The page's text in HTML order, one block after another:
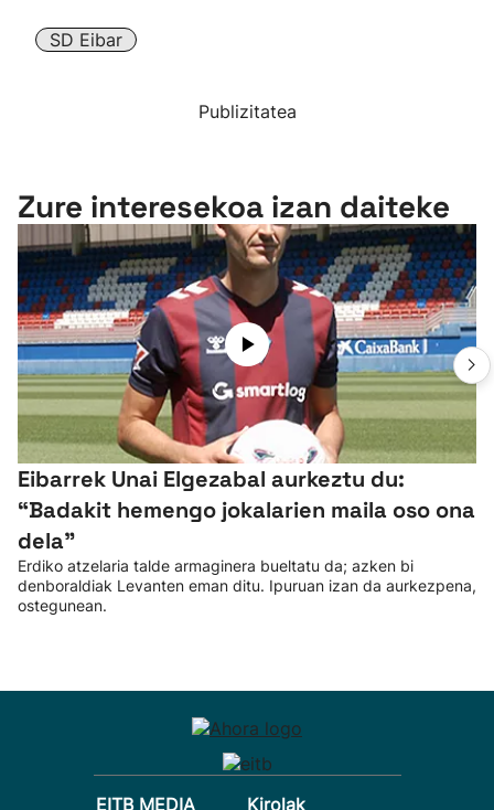
SD Eibar
Publizitatea
Zure interesekoa izan daiteke
Eibarrek Unai Elgezabal aurkeztu du:
“Badakit hemengo jokalarien maila oso ona
dela”
Erdiko atzelaria talde armaginera bueltatu da; azken bi
denboraldiak Levanten eman ditu. Ipuruan izan da aurkezpena,
ostegunean.
EITB MEDIA Kirolak